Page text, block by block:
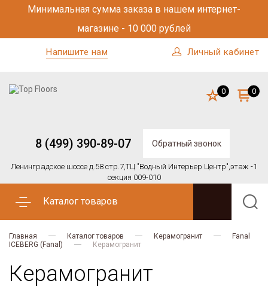
Минимальная сумма заказа в нашем интернет-
магазине - 10 000 рублей
Напишите нам Личный кабинет
8 (499) 390-89-07 Обратный звонок
Ленинградское шоссе д.58 стр.7,ТЦ "Водный Интерьер Центр",этаж -1
секция 009-010
0 0
Каталог товаров
Главная Каталог товаров Керамогранит
Fanal
ICEBERG (Fanal)
Керамогранит
Керамогранит